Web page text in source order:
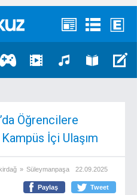
Öğrencilere
İçi Ulaşım
» Süleymanpaşa 22.09.2025
Paylaş Tweet